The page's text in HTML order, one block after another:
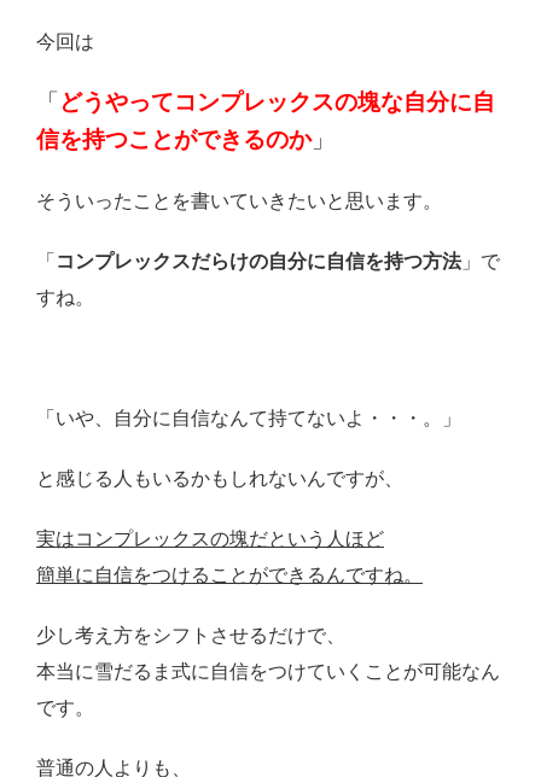
今回は
「 どうやってコンプレックスの塊な自分に自
信を持つことができるのか」
そういったことを書いていきたいと思います。
「 コンプレックスだらけの自分に自信を持つ方法」で
すね。
「いや、自分に自信なんて持てないよ・・・。」
と感じる人もいるかもしれないんですが、
実はコンプレックスの塊だという人ほど
簡単に自信をつけることができるんですね。
少し考え方をシフトさせるだけで、
本当に雪だるま式に自信をつけていくことが可能なん
です。
普通の人よりも、